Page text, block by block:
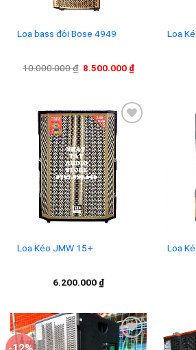
Loa bass đôi Bose 4949
10.000.000₫ Giá
8.500.000 ₫Giá
8.500.000 ₫.
Loa
Add to
wishlist
Loa Kéo JMW 15+
6.200.000 ₫
Loa